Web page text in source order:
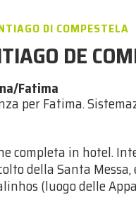
DI COMPESTELA
DE
Fatima
per Fatima.
completa in hotel.
della Santa
(luogo delle